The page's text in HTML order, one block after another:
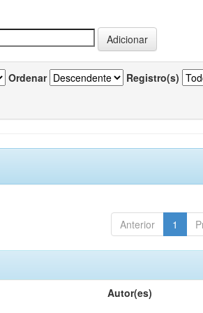
Ordenar Registro(s)
Anterior 1
Autor(es)